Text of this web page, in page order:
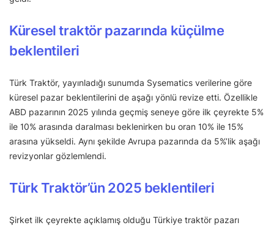
Küresel traktör pazarında küçülme
beklentileri
Türk Traktör, yayınladığı sunumda Sysematics verilerine göre
küresel pazar beklentilerini de aşağı yönlü revize etti. Özellikle
ABD pazarının 2025 yılında geçmiş seneye göre ilk çeyrekte 5%
ile 10% arasında daralması beklenirken bu oran 10% ile 15%
arasına yükseldi. Aynı şekilde Avrupa pazarında da 5%’lik aşağı
revizyonlar gözlemlendi.
Türk Traktör’ün 2025 beklentileri
Şirket ilk çeyrekte açıklamış olduğu Türkiye traktör pazarı